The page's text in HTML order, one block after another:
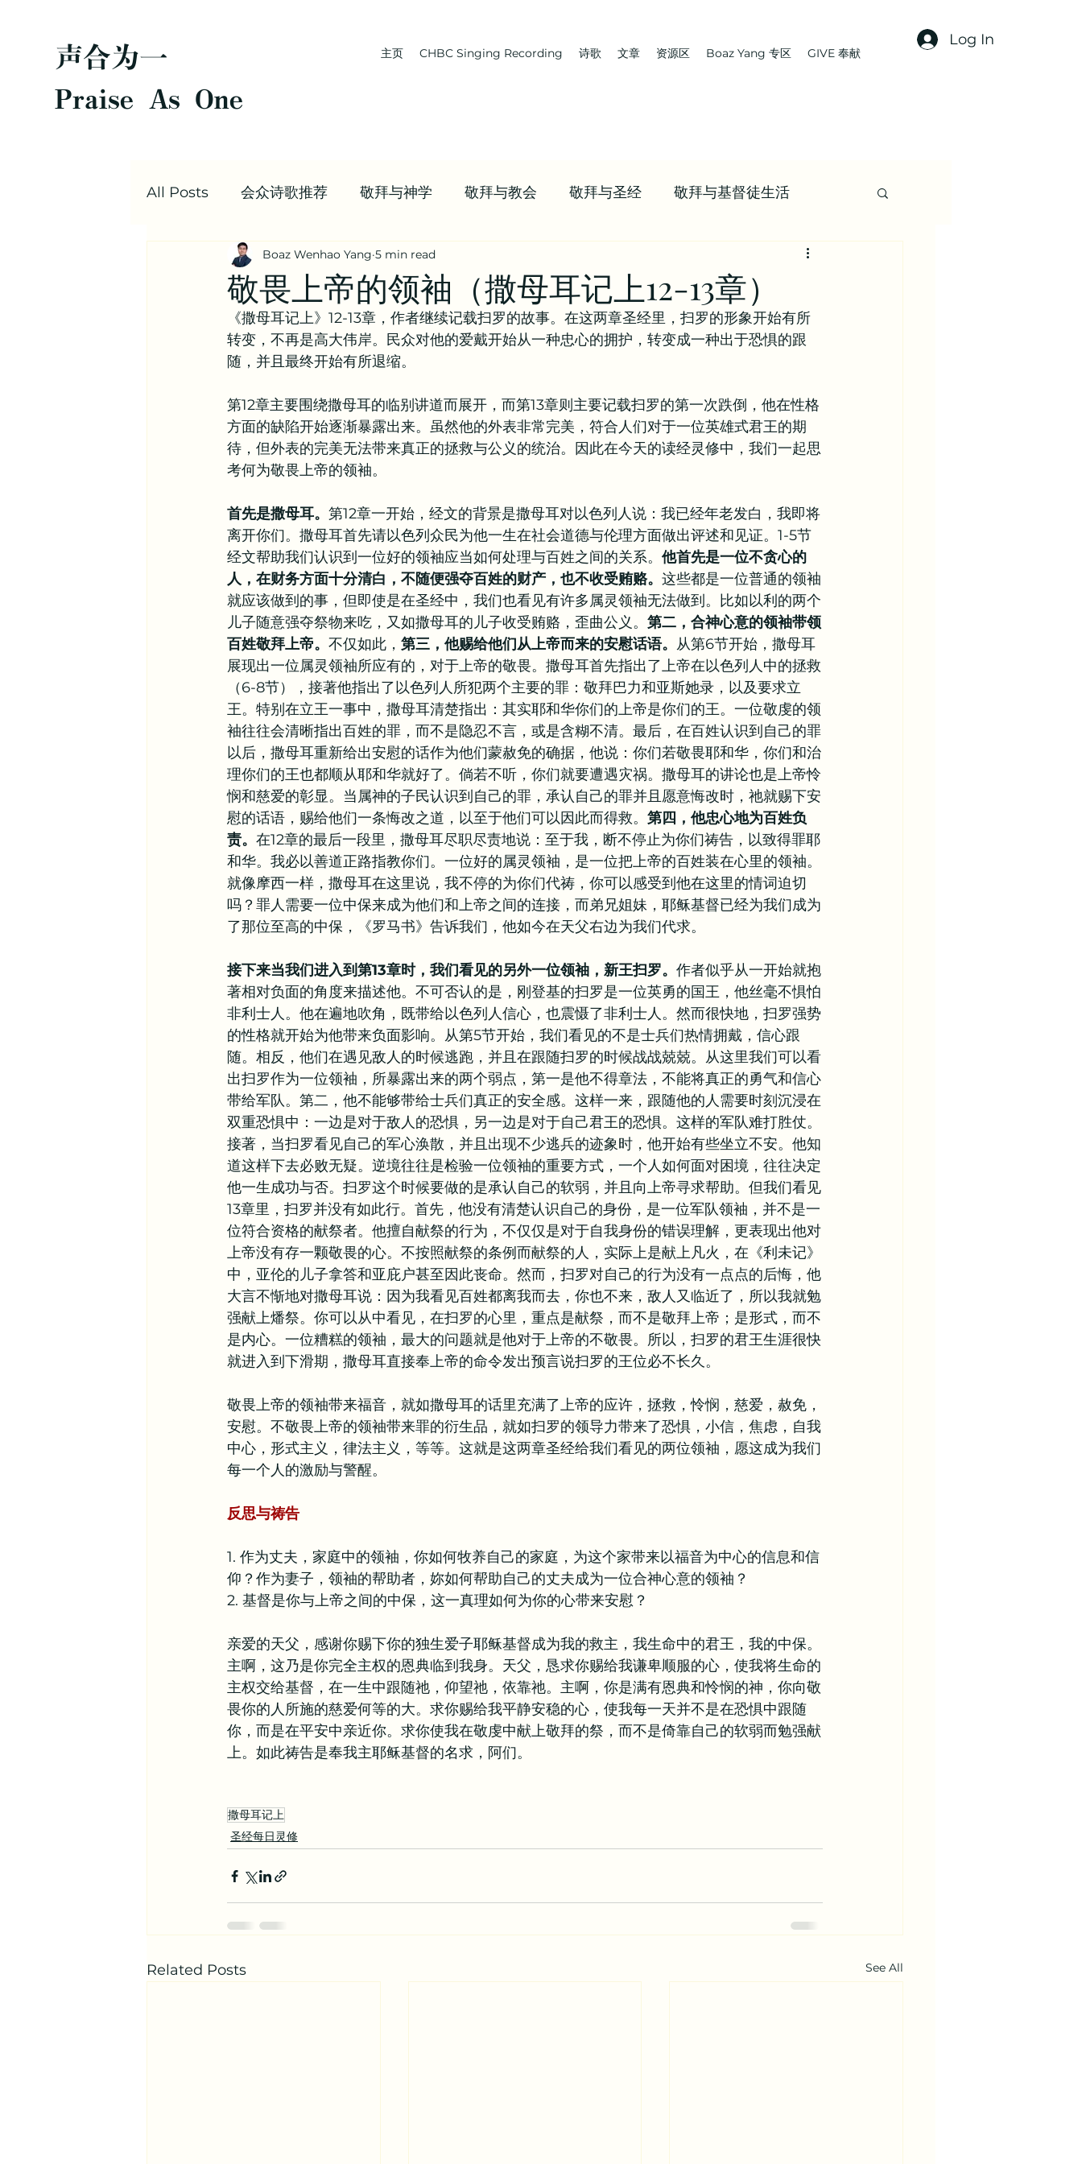
声合为一
Praise As One
主页 CHBC Singing Recording 诗歌 文章 资源区 Boaz Yang 专区 GIVE 奉献
Log In
All Posts 会众诗歌推荐 敬拜与神学 敬拜与教会 敬拜与圣经 敬拜与基督徒生活
圣经每日灵修 Boaz | 教会 | 学习牧养
值得阅读的文章合集 | 信仰资源 九标志案例研讨 | 信仰资源 值得观看的视频合集 | 信仰资源
敬畏上帝的领袖（撒母耳记上12-13章）
Boaz Wenhao Yang 5 min read
《撒母耳记上》12-13章，作者继续记载扫罗的故事。在这两章圣经里，扫罗的形象开始有所
转变，不再是高大伟岸。民众对他的爱戴开始从一种忠心的拥护，转变成一种出于恐惧的跟
随，并且最终开始有所退缩。
第12章主要围绕撒母耳的临别讲道而展开，而第13章则主要记载扫罗的第一次跌倒，他在性格
方面的缺陷开始逐渐暴露出来。虽然他的外表非常完美，符合人们对于一位英雄式君王的期
待，但外表的完美无法带来真正的拯救与公义的统治。因此在今天的读经灵修中，我们一起思
考何为敬畏上帝的领袖。
首先是撒母耳。 第12章一开始，经文的背景是撒母耳对以色列人说：我已经年老发白，我即将
离开你们。撒母耳首先请以色列众民为他一生在社会道德与伦理方面做出评述和见证。1-5节
经文帮助我们认识到一位好的领袖应当如何处理与百姓之间的关系。 他首先是一位不贪心的
人，在财务方面十分清白，不随便强夺百姓的财产，也不收受贿赂。 这些都是一位普通的领袖
就应该做到的事，但即使是在圣经中，我们也看见有许多属灵领袖无法做到。比如以利的两个
儿子随意强夺祭物来吃，又如撒母耳的儿子收受贿赂，歪曲公义。 第二，合神心意的领袖带领
百姓敬拜上帝。 不仅如此， 第三，他赐给他们从上帝而来的安慰话语。 从第6节开始，撒母耳
展现出一位属灵领袖所应有的，对于上帝的敬畏。撒母耳首先指出了上帝在以色列人中的拯救
（6-8节），接著他指出了以色列人所犯两个主要的罪：敬拜巴力和亚斯她录，以及要求立
王。特别在立王一事中，撒母耳清楚指出：其实耶和华你们的上帝是你们的王。一位敬虔的领
袖往往会清晰指出百姓的罪，而不是隐忍不言，或是含糊不清。最后，在百姓认识到自己的罪
以后，撒母耳重新给出安慰的话作为他们蒙赦免的确据，他说：你们若敬畏耶和华，你们和治
理你们的王也都顺从耶和华就好了。倘若不听，你们就要遭遇灾祸。撒母耳的讲论也是上帝怜
悯和慈爱的彰显。当属神的子民认识到自己的罪，承认自己的罪并且愿意悔改时，祂就赐下安
慰的话语，赐给他们一条悔改之道，以至于他们可以因此而得救。 第四，他忠心地为百姓负
责。 在12章的最后一段里，撒母耳尽职尽责地说：至于我，断不停止为你们祷告，以致得罪耶
和华。我必以善道正路指教你们。一位好的属灵领袖，是一位把上帝的百姓装在心里的领袖。
就像摩西一样，撒母耳在这里说，我不停的为你们代祷，你可以感受到他在这里的情词迫切
吗？罪人需要一位中保来成为他们和上帝之间的连接，而弟兄姐妹，耶稣基督已经为我们成为
了那位至高的中保，《罗马书》告诉我们，他如今在天父右边为我们代求。
接下来当我们进入到第13章时，我们看见的另外一位领袖，新王扫罗。 作者似乎从一开始就抱
著相对负面的角度来描述他。不可否认的是，刚登基的扫罗是一位英勇的国王，他丝毫不惧怕
非利士人。他在遍地吹角，既带给以色列人信心，也震慑了非利士人。然而很快地，扫罗强势
的性格就开始为他带来负面影响。从第5节开始，我们看见的不是士兵们热情拥戴，信心跟
随。相反，他们在遇见敌人的时候逃跑，并且在跟随扫罗的时候战战兢兢。从这里我们可以看
出扫罗作为一位领袖，所暴露出来的两个弱点，第一是他不得章法，不能将真正的勇气和信心
带给军队。第二，他不能够带给士兵们真正的安全感。这样一来，跟随他的人需要时刻沉浸在
双重恐惧中：一边是对于敌人的恐惧，另一边是对于自己君王的恐惧。这样的军队难打胜仗。
接著，当扫罗看见自己的军心涣散，并且出现不少逃兵的迹象时，他开始有些坐立不安。他知
道这样下去必败无疑。逆境往往是检验一位领袖的重要方式，一个人如何面对困境，往往决定
他一生成功与否。扫罗这个时候要做的是承认自己的软弱，并且向上帝寻求帮助。但我们看见
13章里，扫罗并没有如此行。首先，他没有清楚认识自己的身份，是一位军队领袖，并不是一
位符合资格的献祭者。他擅自献祭的行为，不仅仅是对于自我身份的错误理解，更表现出他对
上帝没有存一颗敬畏的心。不按照献祭的条例而献祭的人，实际上是献上凡火，在《利未记》
中，亚伦的儿子拿答和亚庇户甚至因此丧命。然而，扫罗对自己的行为没有一点点的后悔，他
大言不惭地对撒母耳说：因为我看见百姓都离我而去，你也不来，敌人又临近了，所以我就勉
强献上燔祭。你可以从中看见，在扫罗的心里，重点是献祭，而不是敬拜上帝；是形式，而不
是内心。一位糟糕的领袖，最大的问题就是他对于上帝的不敬畏。所以，扫罗的君王生涯很快
就进入到下滑期，撒母耳直接奉上帝的命令发出预言说扫罗的王位必不长久。
敬畏上帝的领袖带来福音，就如撒母耳的话里充满了上帝的应许，拯救，怜悯，慈爱，赦免，
安慰。不敬畏上帝的领袖带来罪的衍生品，就如扫罗的领导力带来了恐惧，小信，焦虑，自我
中心，形式主义，律法主义，等等。这就是这两章圣经给我们看见的两位领袖，愿这成为我们
每一个人的激励与警醒。
反思与祷告
1. 作为丈夫，家庭中的领袖，你如何牧养自己的家庭，为这个家带来以福音为中心的信息和信
仰？作为妻子，领袖的帮助者，妳如何帮助自己的丈夫成为一位合神心意的领袖？
2. 基督是你与上帝之间的中保，这一真理如何为你的心带来安慰？
亲爱的天父，感谢你赐下你的独生爱子耶稣基督成为我的救主，我生命中的君王，我的中保。
主啊，这乃是你完全主权的恩典临到我身。天父，恳求你赐给我谦卑顺服的心，使我将生命的
主权交给基督，在一生中跟随祂，仰望祂，依靠祂。主啊，你是满有恩典和怜悯的神，你向敬
畏你的人所施的慈爱何等的大。求你赐给我平静安稳的心，使我每一天并不是在恐惧中跟随
你，而是在平安中亲近你。求你使我在敬虔中献上敬拜的祭，而不是倚靠自己的软弱而勉强献
上。如此祷告是奉我主耶稣基督的名求，阿们。
撒母耳记上
圣经每日灵修
Related Posts See All